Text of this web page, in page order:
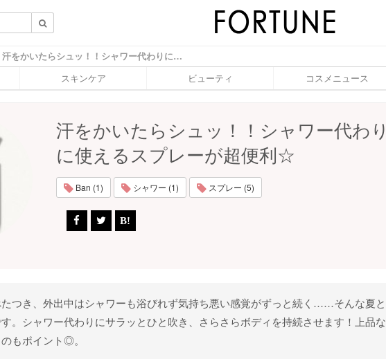
汗をかいたらシュッ！！シャワー代わりに使えるスプレーが超便利☆ - ふぉーちゅん(FORTUNE)
スキンケア ビューティ コスメニュース
汗をかいたらシュッ！！シャワー代わり
に使えるスプレーが超便利☆
Ban (1) シャワー (1) スプレー (5)
つき、外出中はシャワーも浴びれず気持ち悪い感覚がずっと続く……そんな夏と
。シャワー代わりにサラッとひと吹き、さらさらボディを持続させます！上品な
もポイント◎。